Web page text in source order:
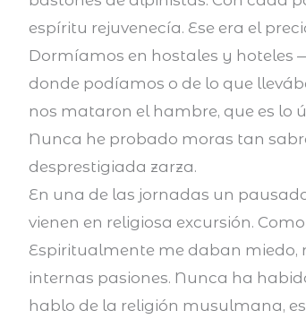
espíritu rejuvenecía. Ese era el
Dormíamos en hostales y
donde podíamos o de lo que
nos mataron el hambre, que es lo
Nunca he probado moras tan
desprestigiada zarza.
En una de las jornadas un
vienen en religiosa excursión.
Espiritualmente me daban miedo,
internas pasiones. Nunca ha
hablo de la religión musulmana,